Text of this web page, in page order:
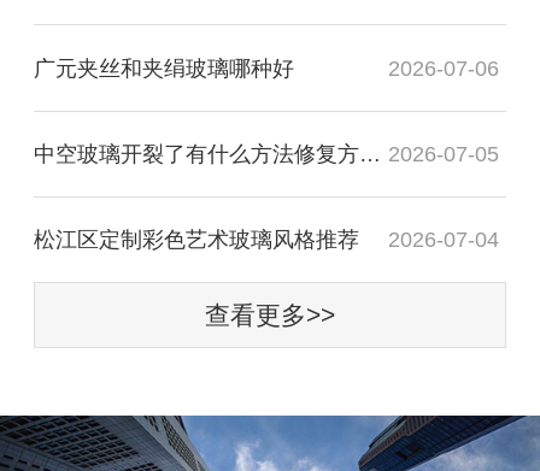
广元夹丝和夹绢玻璃哪种好 2026-07-06
中空玻璃开裂了有什么方法修复方法？ 2026-07-05
松江区定制彩色艺术玻璃风格推荐 2026-07-04
查看更多>>